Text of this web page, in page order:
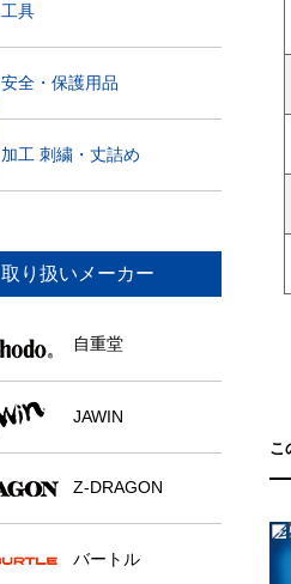
工具
安全・保護用品
加工 刺繍・丈詰め
取り扱いメーカー
自重堂
JAWIN
Z-DRAGON
バートル
こ